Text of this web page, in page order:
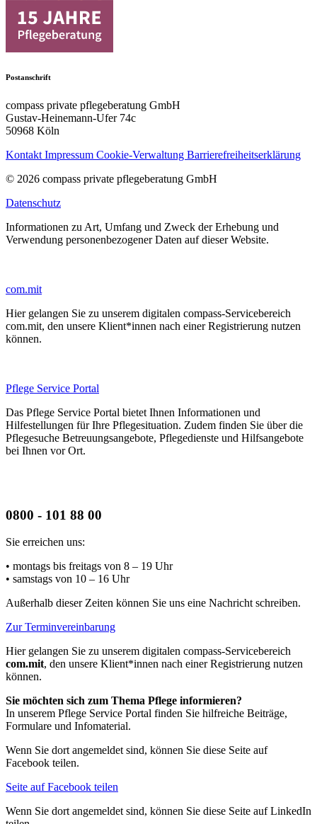
Postanschrift
compass private pflegeberatung GmbH
Gustav-Heinemann-Ufer 74c
50968 Köln
Kontakt Impressum Cookie-Verwaltung Barrierefreiheitserklärung
© 2026 compass private pflegeberatung GmbH
Datenschutz
Informationen zu Art, Umfang und Zweck der Erhebung und
Verwendung personenbezogener Daten auf dieser Website.
com.mit
Hier gelangen Sie zu unserem digitalen compass-Servicebereich
com.mit, den unsere Klient*innen nach einer Registrierung nutzen
können.
Pflege Service Portal
Das Pflege Service Portal bietet Ihnen Informationen und
Hilfestellungen für Ihre Pflegesituation. Zudem finden Sie über die
Pflegesuche Betreuungsangebote, Pflegedienste und Hilfsangebote
bei Ihnen vor Ort.
0800 - 101 88 00
Sie erreichen uns:
• montags bis freitags von 8 – 19 Uhr
• samstags von 10 – 16 Uhr
Außerhalb dieser Zeiten können Sie uns eine Nachricht schreiben.
Zur Terminvereinbarung
Hier gelangen Sie zu unserem digitalen compass-Servicebereich
com.mit, den unsere Klient*innen nach einer Registrierung nutzen
können.
Sie möchten sich zum Thema Pflege informieren?
In unserem Pflege Service Portal finden Sie hilfreiche Beiträge,
Formulare und Infomaterial.
Wenn Sie dort angemeldet sind, können Sie diese Seite auf
Facebook teilen.
Seite auf Facebook teilen
Wenn Sie dort angemeldet sind, können Sie diese Seite auf LinkedIn